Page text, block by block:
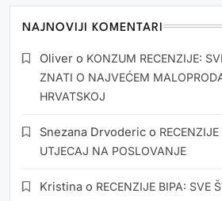
NAJNOVIJI KOMENTARI
Oliver o KONZUM RECENZIJE:
ZNATI O NAJVEĆEM
HRVATSKOJ
Snezana Drvoderic o
UTJECAJ NA POSLOVANJE
Kristina o RECENZIJE BIPA: SVE